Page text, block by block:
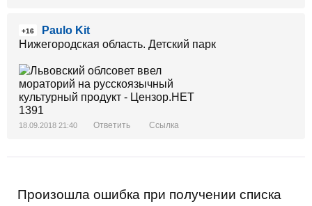
+16
Paulo Kit
Нижегородская область. Детский парк
18.09.2018 21:40 Ответить Ссылка
Произошла ошибка при получении списка